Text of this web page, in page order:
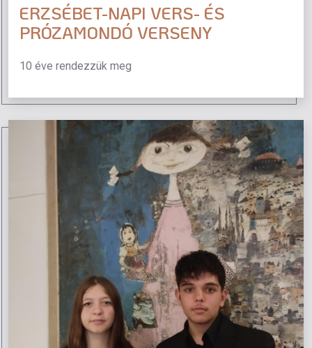
ERZSÉBET-NAPI VERS- ÉS
PRÓZAMONDÓ VERSENY
10 éve rendezzük meg